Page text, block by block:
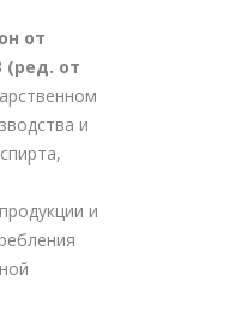
от
(ред. от
и
и